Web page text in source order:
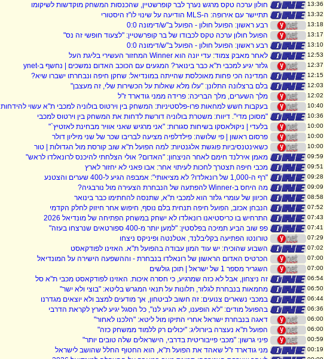
חולון ערכה טקס מרגש נערך לבר קופרשטיין, שהכנסות המשחק מוקדשות לשיקומו
תתיישר עם אירופה: ה-MLS הודיעה על שינוי לו"ז היסטורי
רבע ראשון: הפועל חולון - הפועל ב"ש/דימונה 0:0
הפועל חולון ערכה טקס לכבודו של בר קופרשטיין: "לצעוד חופשי זה נס"
רבע ראשון: הפועל חולון - הפועל ב"ש/דימונה 0:0
לאחר מאבק צמוד: עדי יונה הוא Winner המחזור העשירי בליגת העל
גלזר יגיע למכבי ת"א כבר בינואר? המגעים עם הכוכב האדום נמשכים | נחשף ב-ynet
המדינה הכי פחות מאוכלסת שהייתה במונדיאל: שחקן חיפה ונבחרתו ישברו שיא?
בלם ברצלונה התלונן: "עלו מלא שאלות על הכשירות שלי, זה מעצבן"
מלך השערים, מלך הבריכה: פרידה ממני גודארד ז"ל
בעקבות חשש למחאות פרו-פלסטיניות: המשחק בין וירטוס בולוניה למכבי ת"א עשוי להידחות
"מסוכן מדי". דיווח: משטרת בולוניה דורשת לדחות את המשחק בין וירטוס למכבי
בלעדי | ניקולאסקו בשיחות סגורות: "אני מרגיש שאני אוויר מבחינת לאזטיץ`"
פרסום ראשון | פי שלושה: פילדלפיה מציעה לבריבו שכר של שני מיליון דולר
כשאינטנסיביות פוגשת אלגנטיות: למה הפועל ת"א שוב קורסת מול הגדולות | טור
מאמן אירלנד חימם לאחר הניצחון: "האדום? אולי הצלחתי להיכנס לרונאלדו לראש"
מכבי חיפה תצטרך לחכות לעיתוי אחר: אבו פאני לא יחזור לארץ
"רף ה-1,000 של רונאלדו? לא מציאותי": אמבפה הגיע ל-400 שערים והצטנע
מה היחס ב-Winner להפתעה של הנבחרת הצעירה מול נורבגיה?
הכיוון של עומרי גלזר הוא למכבי ת"א, שתנסה להחתימו כבר בינואר
הנבחן אכזב, הפועל חיפה תנחית בלם נוסף, חיפוש אחר חיזוק לחלק הקדמי
התרחיש בו כריסטיאנו רונאלדו לא ישחק במשחק הפתיחה של מונדיאל 2026
פפ שוב הביע תמיכה בפלסטין: "למען יותר מ-400 ספורטאים שנרצחו בעזה"
טורונטו הפתיעה בקליבלנד, אטלנטה ופיניקס ניצחו
השבוע שהוכיח: יש עוד המון עבודה בהפועל ת"א. האזינו לפודקאסט
הכרטיס האדום הראשון של רונאלדו בנבחרת - וההשפעה הישירה על המונדיאל
השגריר מספר 1 של ישראל | תוכן גולשים
זה ניצחון, אבל לא כזה שמרגיע, כי חסרה איכות. האזינו לפודקאסט מכבי ת"א סל
מחמאות בנבחרת לגלזר, תלונות על תנאי המגרש בליטא: "בוצי ולא ישר"
במכבי נשארים צנועים: זה חשוב לביטחון, אך מודעים למצב ולא יוצאים מגדרנו
בהפועל מודים: "לא הופענו, לא הגיע לנו", כל הסגל יגיע לארץ לקראת הדרבי
דאגה בנבחרת ישראל אחרי התיקו מול ליטא: "הלכנו לאחור"
הפועל ת"א נעצרה ביורוליג: "יכולים רק ללמוד ממשחק כזה"
פיני גרשון: "מכבי פייבוריטית בדרבי, הישראלים שלה טובים יותר"
מני גודארד ז"ל שאהד את הפועל ת"א, הוא החטוף החלל שהושב לישראל